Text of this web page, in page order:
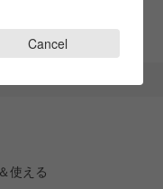
使える
Cancel